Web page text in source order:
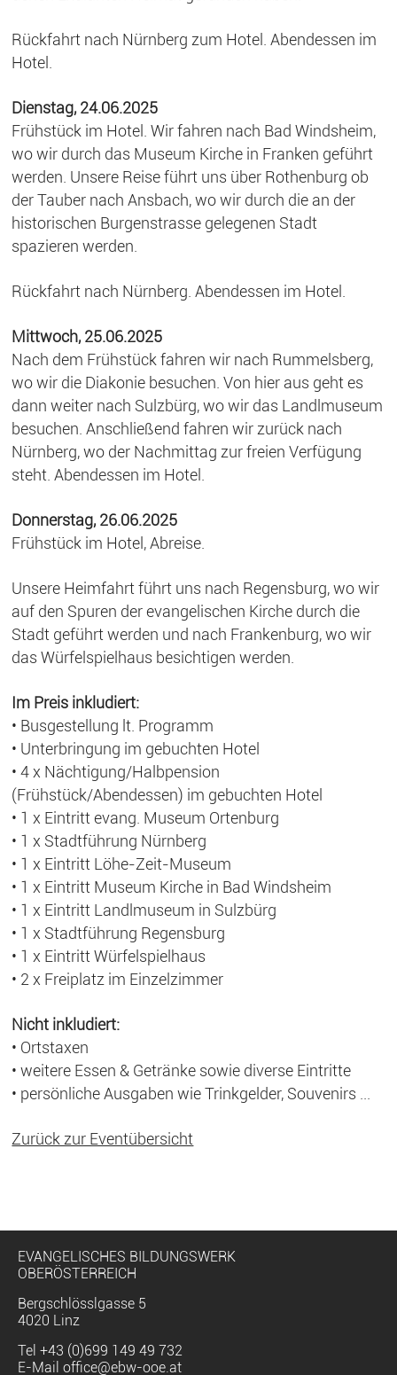
Rückfahrt nach Nürnberg zum Hotel. Abendessen im
Hotel.
Dienstag, 24.06.2025
Frühstück im Hotel. Wir fahren nach Bad Windsheim,
wo wir durch das Museum Kirche in Franken geführt
werden. Unsere Reise führt uns über Rothenburg ob
der Tauber nach Ansbach, wo wir durch die an der
historischen Burgenstrasse gelegenen Stadt
spazieren werden.
Rückfahrt nach Nürnberg. Abendessen im Hotel.
Mittwoch, 25.06.2025
Nach dem Frühstück fahren wir nach Rummelsberg,
wo wir die Diakonie besuchen. Von hier aus geht es
dann weiter nach Sulzbürg, wo wir das Landlmuseum
besuchen. Anschließend fahren wir zurück nach
Nürnberg, wo der Nachmittag zur freien Verfügung
steht. Abendessen im Hotel.
Donnerstag, 26.06.2025
Frühstück im Hotel, Abreise.
Unsere Heimfahrt führt uns nach Regensburg, wo wir
auf den Spuren der evangelischen Kirche durch die
Stadt geführt werden und nach Frankenburg, wo wir
das Würfelspielhaus besichtigen werden.
Im Preis inkludiert:
• Busgestellung lt. Programm
• Unterbringung im gebuchten Hotel
• 4 x Nächtigung/Halbpension
(Frühstück/Abendessen) im gebuchten Hotel
• 1 x Eintritt evang. Museum Ortenburg
• 1 x Stadtführung Nürnberg
• 1 x Eintritt Löhe-Zeit-Museum
• 1 x Eintritt Museum Kirche in Bad Windsheim
• 1 x Eintritt Landlmuseum in Sulzbürg
• 1 x Stadtführung Regensburg
• 1 x Eintritt Würfelspielhaus
• 2 x Freiplatz im Einzelzimmer
Nicht inkludiert:
• Ortstaxen
• weitere Essen & Getränke sowie diverse Eintritte
• persönliche Ausgaben wie Trinkgelder, Souvenirs ...
Zurück zur Eventübersicht
EVANGELISCHES BILDUNGSWERK
OBERÖSTERREICH
Bergschlösslgasse 5
4020 Linz
Tel +43 (0)699 149 49 732
E-Mail office@ebw-ooe.at